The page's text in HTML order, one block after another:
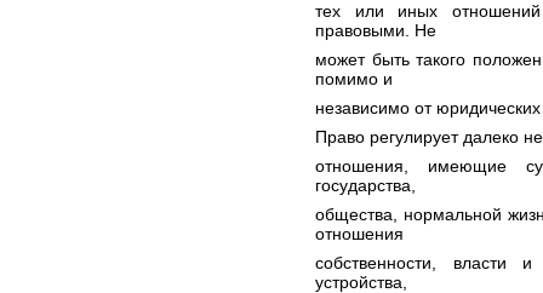
тех или иных
правовыми. Не
может быть такого
помимо и
независимо от
Право регулирует далеко
отношения, имеющие
государства,
общества, нормальной
отношения
собственности, власти и
устройства,